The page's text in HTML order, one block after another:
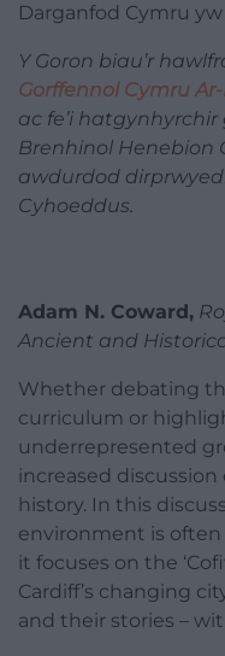
Darganfod Cymru yw
Y Goron biau’r
Gorffennol Cymru
ac fe’i
Brenhinol Henebion
awdurdod
Cyhoeddus.
Adam N. Coward,
Ancient and
Whether debating
curriculum or
underrepresented
increased
history. In this
environment is
it focuses on the
Cardiff’s changing
and their stories –